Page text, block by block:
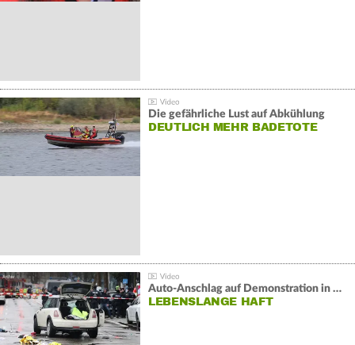
Die gefährliche Lust auf Abkühlung
DEUTLICH MEHR BADETOTE
Auto-Anschlag auf Demonstration in München:
LEBENSLANGE HAFT